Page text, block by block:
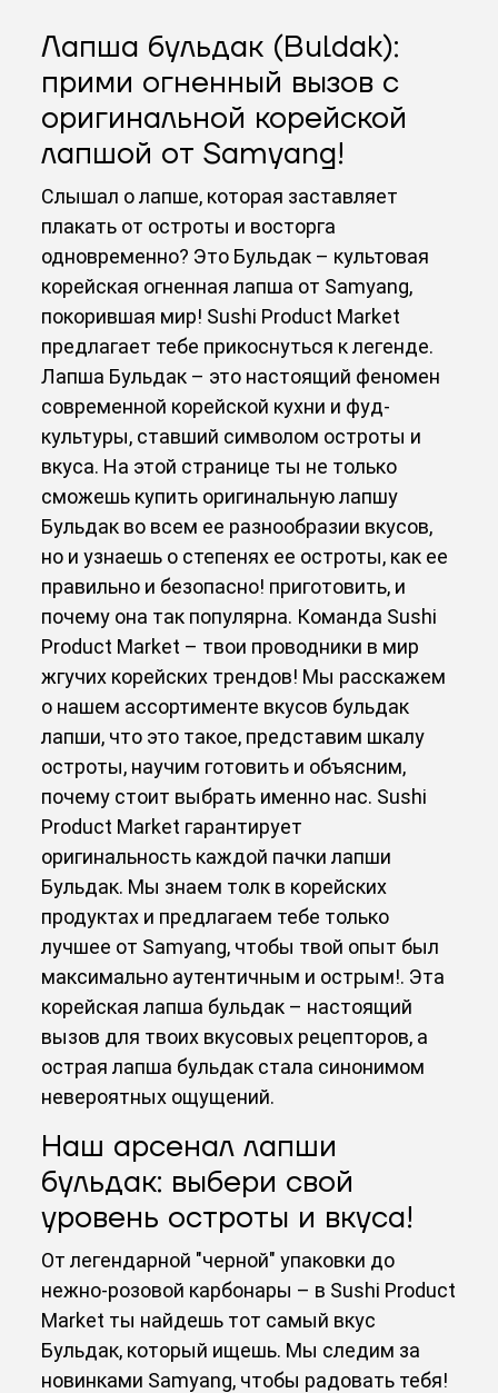
Лапша бульдак (Buldak):
прими огненный вызов с
оригинальной корейской
лапшой от Samyang!
Слышал о лапше, которая заставляет
плакать от остроты и восторга
одновременно? Это Бульдак – культовая
корейская огненная лапша от Samyang,
покорившая мир! Sushi Product Market
предлагает тебе прикоснуться к легенде.
Лапша Бульдак – это настоящий феномен
современной корейской кухни и фуд-
культуры, ставший символом остроты и
вкуса. На этой странице ты не только
сможешь купить оригинальную лапшу
Бульдак во всем ее разнообразии вкусов,
но и узнаешь о степенях ее остроты, как ее
правильно и безопасно! приготовить, и
почему она так популярна. Команда Sushi
Product Market – твои проводники в мир
жгучих корейских трендов! Мы расскажем
о нашем ассортименте вкусов бульдак
лапши, что это такое, представим шкалу
остроты, научим готовить и объясним,
почему стоит выбрать именно нас. Sushi
Product Market гарантирует
оригинальность каждой пачки лапши
Бульдак. Мы знаем толк в корейских
продуктах и предлагаем тебе только
лучшее от Samyang, чтобы твой опыт был
максимально аутентичным и острым!. Эта
корейская лапша бульдак – настоящий
вызов для твоих вкусовых рецепторов, а
острая лапша бульдак стала синонимом
невероятных ощущений.
Наш арсенал лапши
бульдак: выбери свой
уровень остроты и вкуса!
От легендарной "черной" упаковки до
нежно-розовой карбонары – в Sushi Product
Market ты найдешь тот самый вкус
Бульдак, который ищешь. Мы следим за
новинками Samyang, чтобы радовать тебя!